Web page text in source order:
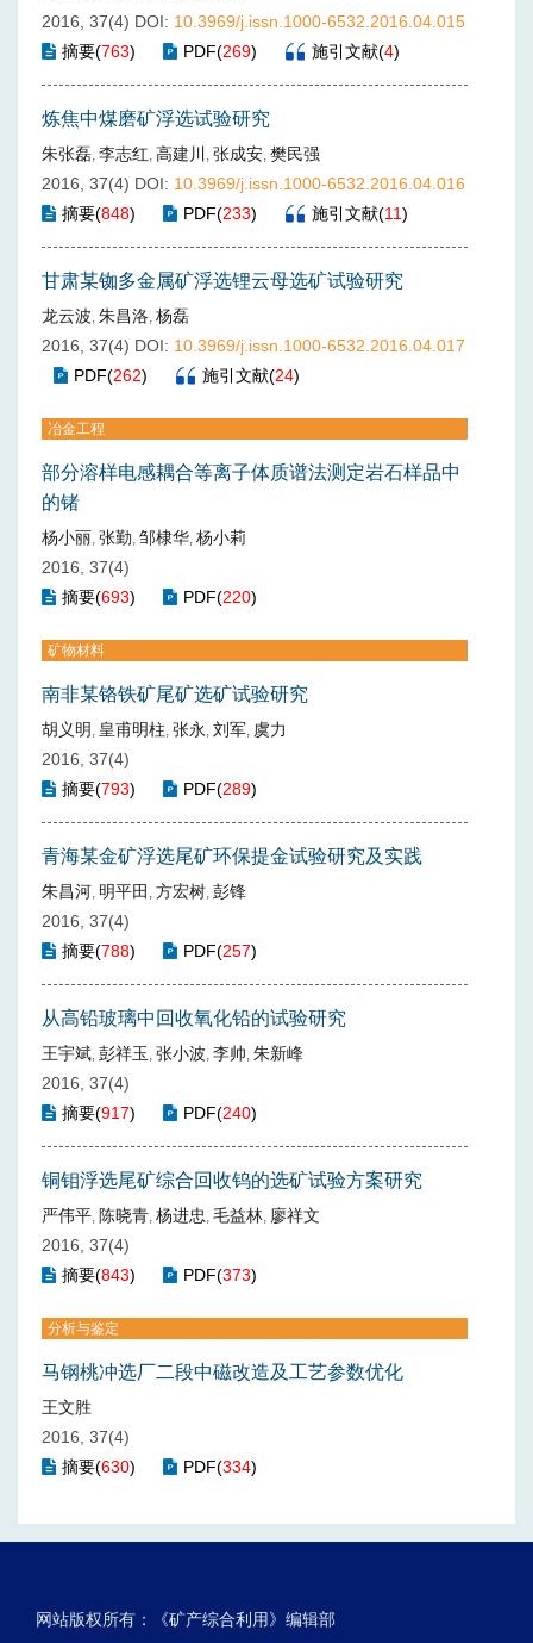
2016, 37(4) DOI: 10.3969/j.issn.1000-6532.2016.04.015
摘要(763) PDF(269) 施引文献(4)
炼焦中煤磨矿浮选试验研究
朱张磊, 李志红, 高建川 , 张成安, 樊民强
2016, 37(4) DOI: 10.3969/j.issn.1000-6532.2016.04.016
摘要(848) PDF(233) 施引文献(11)
甘肃某铷多金属矿浮选锂云母选矿试验研究
龙云波, 朱昌洛, 杨磊
2016, 37(4) DOI: 10.3969/j.issn.1000-6532.2016.04.017
PDF(262) 施引文献(24)
冶金工程
部分溶样电感耦合等离子体质谱法测定岩石样品中
的锗
杨小丽, 张勤, 邹棣华, 杨小莉
2016, 37(4)
摘要(693) PDF(220)
矿物材料
南非某铬铁矿尾矿选矿试验研究
胡义明 , 皇甫明柱, 张永 , 刘军, 虞力
2016, 37(4)
摘要(793) PDF(289)
青海某金矿浮选尾矿环保提金试验研究及实践
朱昌河, 明平田 , 方宏树, 彭锋
2016, 37(4)
摘要(788) PDF(257)
从高铅玻璃中回收氧化铅的试验研究
王宇斌, 彭祥玉 , 张小波, 李帅, 朱新峰
2016, 37(4)
摘要(917) PDF(240)
铜钼浮选尾矿综合回收钨的选矿试验方案研究
严伟平, 陈晓青, 杨进忠, 毛益林, 廖祥文
2016, 37(4)
摘要(843) PDF(373)
分析与鉴定
马钢桃冲选厂二段中磁改造及工艺参数优化
王文胜
2016, 37(4)
摘要(630) PDF(334)
网站版权所有：《矿产综合利用》编辑部